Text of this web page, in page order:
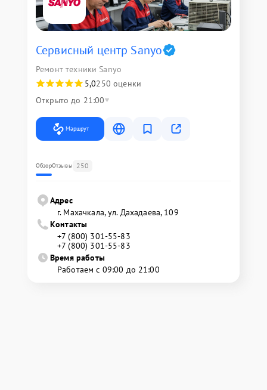
Сервисный центр Sanyo
Ремонт техники Sanyo
5,0250 оценки
Открыто до 21:00
Маршрут
ОбзорОтзывы 250
Адрес
г. Махачкала, ул. Дахадаева, 109
Контакты
+7 (800) 301-55-83
+7 (800) 301-55-83
Время работы
Работаем с 09:00 до 21:00